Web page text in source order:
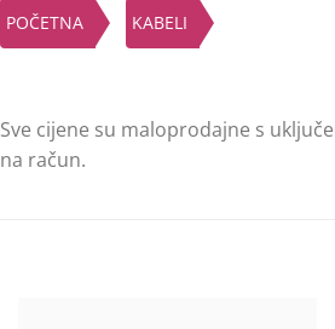
POČETNA KABELI
Sve cijene su maloprodajne s
na račun.